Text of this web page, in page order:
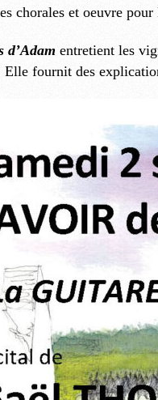
chorales et oeuvre
d’Adam entretient les
fournit des